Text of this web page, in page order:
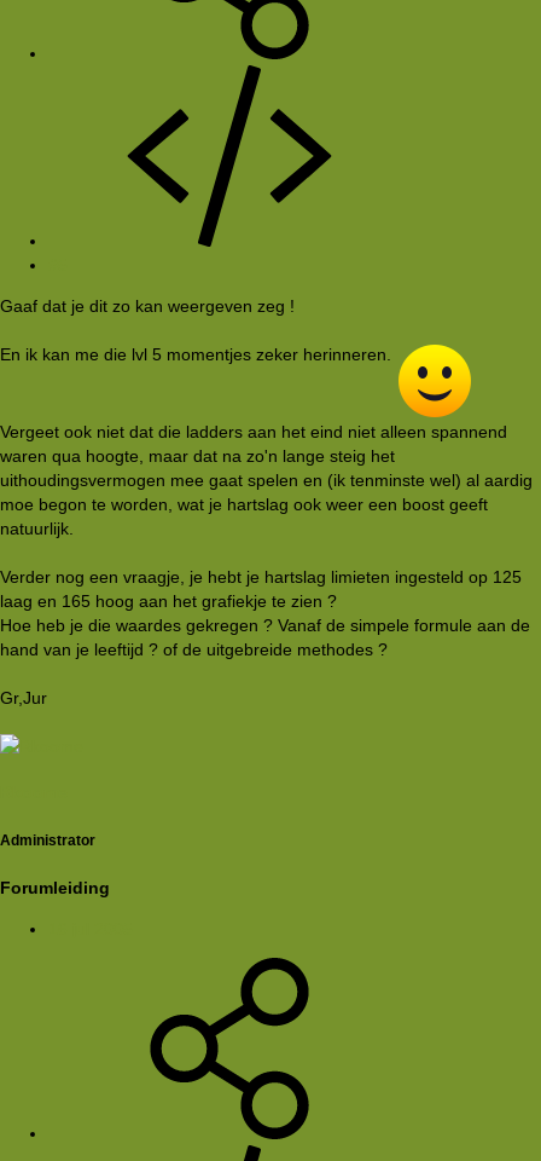
Gaaf dat je dit zo kan weergeven zeg !
En ik kan me die lvl 5 momentjes zeker herinneren.
Vergeet ook niet dat die ladders aan het eind niet alleen spannend
waren qua hoogte, maar dat na zo'n lange steig het
uithoudingsvermogen mee gaat spelen en (ik tenminste wel) al aardig
moe begon te worden, wat je hartslag ook weer een boost geeft
natuurlijk.
Verder nog een vraagje, je hebt je hartslag limieten ingesteld op 125
laag en 165 hoog aan het grafiekje te zien ?
Hoe heb je die waardes gekregen ? Vanaf de simpele formule aan de
hand van je leeftijd ? of de uitgebreide methodes ?
Gr,Jur
Administrator
Forumleiding